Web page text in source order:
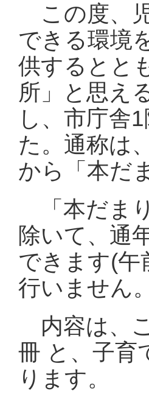
この度、
できる環境
供するとと
所」と思え
し、市庁舎
た。通称は
から「本だ
「本だま
除いて、通
できます(午
行いません
内容は、
冊 と、子育
ります。